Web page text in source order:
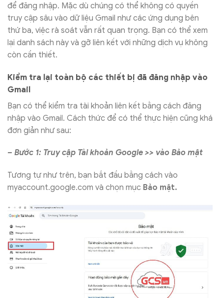
để đăng nhập. Mặc dù chúng có thể không có quyền
truy cập sâu vào dữ liệu Gmail như các ứng dụng bên
thứ ba, việc rà soát vẫn rất quan trọng. Bạn có thể xem
lại danh sách này và gỡ liên kết với những dịch vụ không
còn cần thiết.
Kiểm tra lại toàn bộ các thiết bị đã đăng nhập vào
Gmail
Bạn có thể kiểm tra tài khoản liên kết bằng cách đăng
nhập vào Gmail. Cách thức để có thể thực hiện cũng khá
đơn giản như sau:
– Bước 1: Truy cập Tài khoản Google >> vào Bảo mật
Tương tự như trên, bạn bắt đầu bằng cách vào
myaccount.google.com và chọn mục Bảo mật.